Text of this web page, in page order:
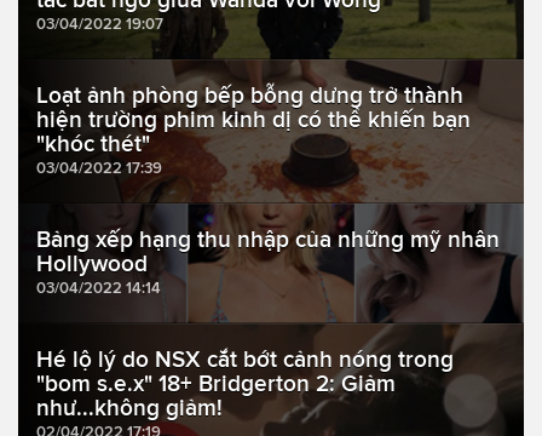
03/04/2022 19:07
Loạt ảnh phòng bếp bỗng dưng trở thành
hiện trường phim kinh dị có thể khiến bạn
"khóc thét"
03/04/2022 17:39
Bảng xếp hạng thu nhập của những mỹ nhân
Hollywood
03/04/2022 14:14
Hé lộ lý do NSX cắt bớt cảnh nóng trong
"bom s.e.x" 18+ Bridgerton 2: Giảm
như...không giảm!
02/04/2022 17:19